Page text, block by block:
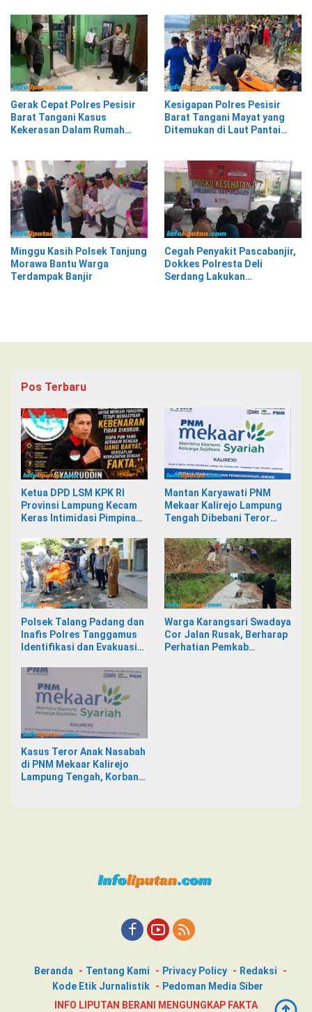
Gerak Cepat Polres Pesisir
Barat Tangani Kasus
Kekerasan Dalam Rumah
Kesigapan Polres Pesisir
Barat Tangani Mayat yang
Ditemukan di Laut Pantai
Minggu Kasih Polsek Tanjung
Morawa Bantu Warga
Terdampak Banjir
Cegah Penyakit Pascabanjir,
Dokkes Polresta Deli
Serdang Lakukan
Pos Terbaru
Ketua DPD LSM KPK RI
Provinsi Lampung Kecam
Keras Intimidasi Pimpinan
Kalirejo terhadap Nad
Mantan Karyawati PNM
Mekaar Kalirejo Lampung
Tengah Dibebani Teror
Intimidasi
Polsek Talang Padang dan
Inafis Polres Tanggamus
Identifikasi dan Evakuasi
Warga Karangsari Swadaya
Cor Jalan Rusak, Berharap
Perhatian Pemkab
Kasus Teror Anak Nasabah
di PNM Mekaar Kalirejo
Lampung Tengah, Korban
Beranda Tentang Kami Privacy Policy
Redaksi
Kode Etik Jurnalistik
Pedoman Media Siber
INFO LIPUTAN BERANI MENGUNGKAP FAKTA